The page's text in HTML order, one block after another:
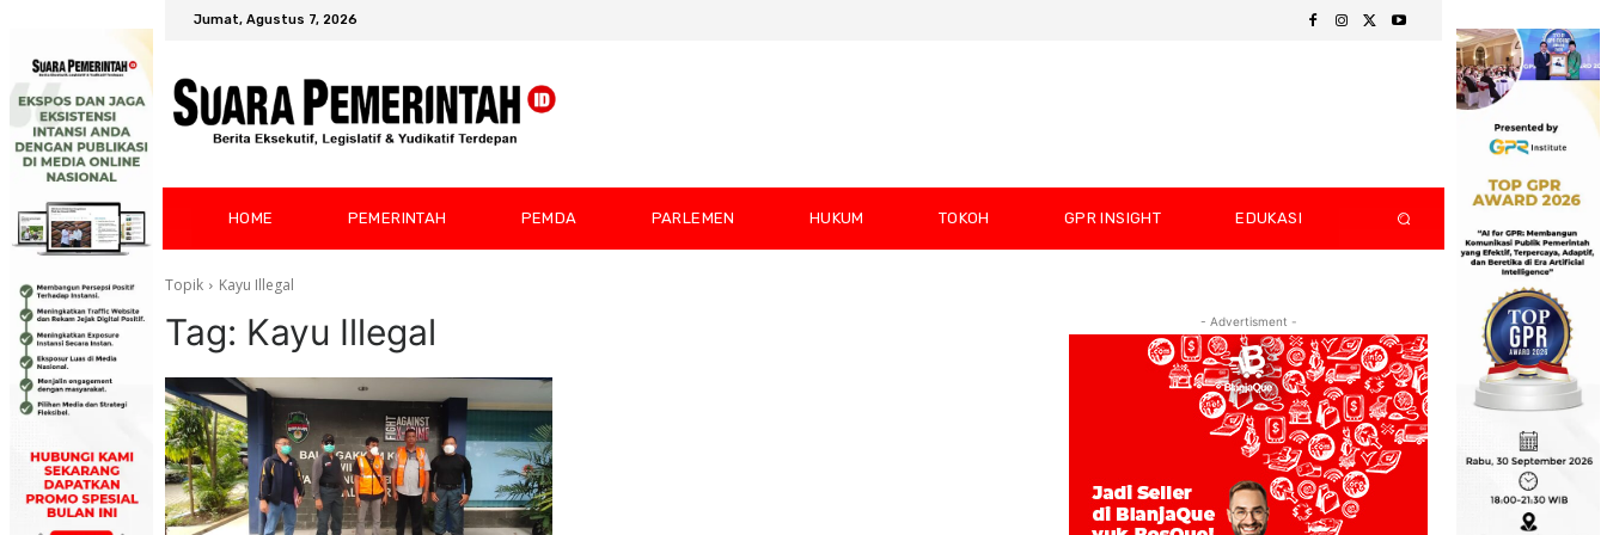
Jumat, Agustus 7, 2026
HOME PEMERINTAH PEMDA PARLEMEN HUKUM TOKOH GPR INSIGHT EDUKASI
Topik Kayu Illegal
Tag: Kayu Illegal - Advertisment -